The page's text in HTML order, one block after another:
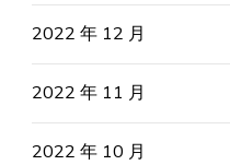
2022 年 12 月
2022 年 11 月
2022 年 10 月